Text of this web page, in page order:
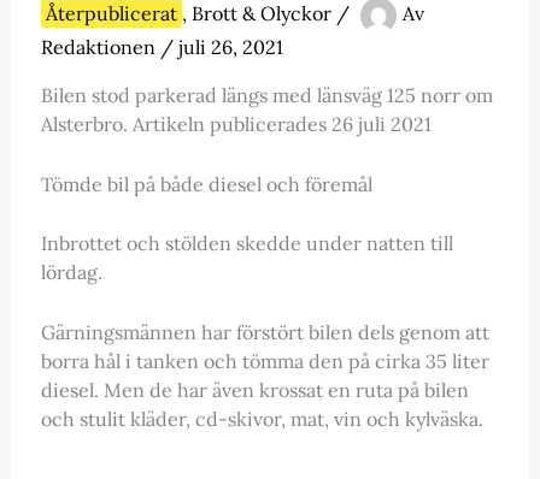
Återpublicerat , Brott & Olyckor/
Av
Redaktionen / juli 26, 2021
Bilen stod parkerad längs med länsväg 125 norr om
Alsterbro. Artikeln publicerades 26 juli 2021
Tömde bil på både diesel och föremål
Inbrottet och stölden skedde under natten till
lördag.
Gärningsmännen har förstört bilen dels genom att
borra hål i tanken och tömma den på cirka 35 liter
diesel. Men de har även krossat en ruta på bilen
och stulit kläder, cd-skivor, mat, vin och kylväska.